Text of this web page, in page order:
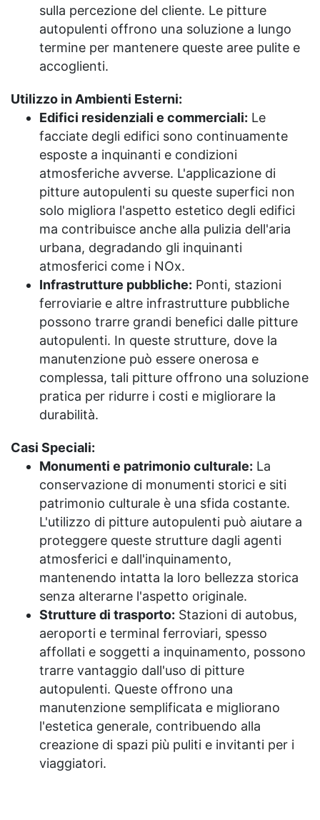
sulla percezione del cliente. Le pitture
autopulenti offrono una soluzione a lungo
termine per mantenere queste aree pulite e
accoglienti.
Utilizzo in Ambienti Esterni:
Edifici residenziali e commerciali: Le
facciate degli edifici sono continuamente
esposte a inquinanti e condizioni
atmosferiche avverse. L'applicazione di
pitture autopulenti su queste superfici non
solo migliora l'aspetto estetico degli edifici
ma contribuisce anche alla pulizia dell'aria
urbana, degradando gli inquinanti
atmosferici come i NOx.
Infrastrutture pubbliche: Ponti, stazioni
ferroviarie e altre infrastrutture pubbliche
possono trarre grandi benefici dalle pitture
autopulenti. In queste strutture, dove la
manutenzione può essere onerosa e
complessa, tali pitture offrono una soluzione
pratica per ridurre i costi e migliorare la
durabilità.
Casi Speciali:
Monumenti e patrimonio culturale: La
conservazione di monumenti storici e siti
patrimonio culturale è una sfida costante.
L'utilizzo di pitture autopulenti può aiutare a
proteggere queste strutture dagli agenti
atmosferici e dall'inquinamento,
mantenendo intatta la loro bellezza storica
senza alterarne l'aspetto originale.
Strutture di trasporto: Stazioni di autobus,
aeroporti e terminal ferroviari, spesso
affollati e soggetti a inquinamento, possono
trarre vantaggio dall'uso di pitture
autopulenti. Queste offrono una
manutenzione semplificata e migliorano
l'estetica generale, contribuendo alla
creazione di spazi più puliti e invitanti per i
viaggiatori.